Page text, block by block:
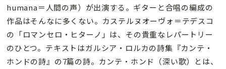
humana＝人間の声）が出演する。ギターと合唱の編成の
作品はそんなに多くない。カステルヌオーヴォ＝テデスコ
の「ロマンセロ・ヒターノ」は、その貴重なレパートリー
のひとつ。テキストはガルシア・ロルカの詩集『カンテ・
ホンドの詩』の7篇の詩。カンテ・ホンド（深い歌）とは、